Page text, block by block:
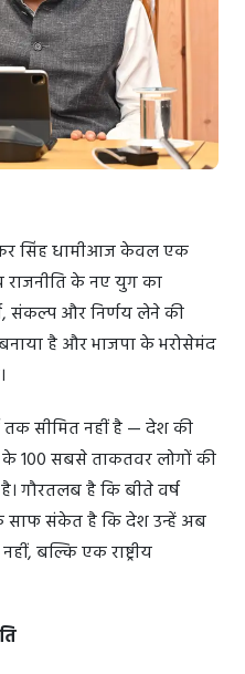
सिंह धामीआज केवल एक
राजनीति के नए युग का
संकल्प और निर्णय लेने की
है और भाजपा के भरोसेमंद
सीमित नहीं है — देश की
के 100 सबसे ताकतवर लोगों की
गौरतलब है कि बीते वर्ष
साफ संकेत है कि देश उन्हें अब
बल्कि एक राष्ट्रीय